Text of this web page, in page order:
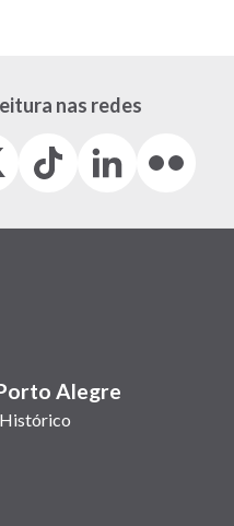
nas redes
Tiktok
(link
em
LinkedIn
(link
em
(link
em
Alegre
Histórico